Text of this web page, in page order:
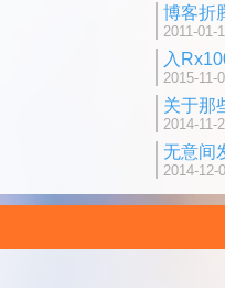
博客折
2011-01-
入
2015-11-
关于那
2014-11-
无意间
2014-12-